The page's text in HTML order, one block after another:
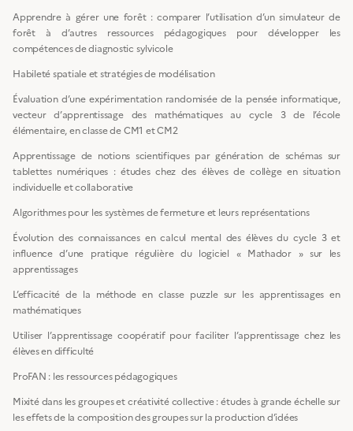
Apprendre à gérer une forêt : comparer l’utilisation d’un simulateur de
forêt à d’autres ressources pédagogiques pour développer les
compétences de diagnostic sylvicole
Habileté spatiale et stratégies de modélisation
Évaluation d’une expérimentation randomisée de la pensée informatique,
vecteur d’apprentissage des mathématiques au cycle 3 de l’école
élémentaire, en classe de CM1 et CM2
Apprentissage de notions scientifiques par génération de schémas sur
tablettes numériques : études chez des élèves de collège en situation
individuelle et collaborative
Algorithmes pour les systèmes de fermeture et leurs représentations
Évolution des connaissances en calcul mental des élèves du cycle 3 et
influence d’une pratique régulière du logiciel « Mathador » sur les
apprentissages
L’efficacité de la méthode en classe puzzle sur les apprentissages en
mathématiques
Utiliser l’apprentissage coopératif pour faciliter l’apprentissage chez les
élèves en difficulté
ProFAN : les ressources pédagogiques
Mixité dans les groupes et créativité collective : études à grande échelle sur
les effets de la composition des groupes sur la production d’idées